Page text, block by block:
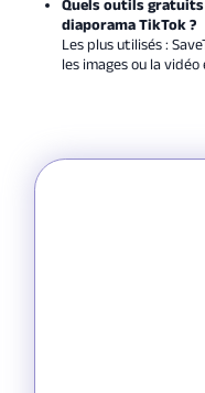
Quels outils
diaporama TikTok ?
Les plus utilisés :
les images ou la vidéo